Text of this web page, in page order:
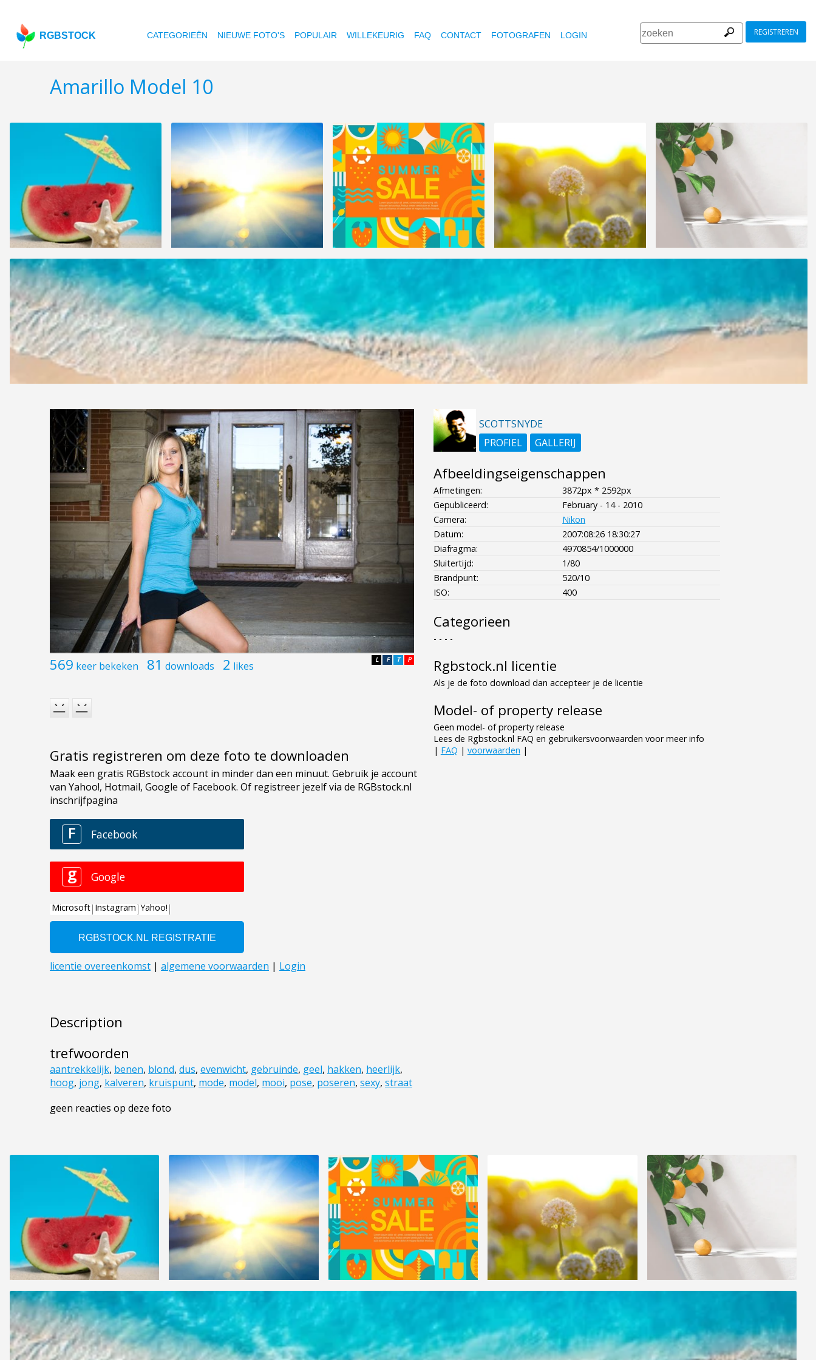
RGBSTOCK CATEGORIEËN NIEUWE FOTO'S POPULAIR WILLEKEURIG FAQ CONTACT FOTOGRAFEN LOGIN REGISTREREN
Amarillo Model 10
569 keer bekeken 81 downloads 2 likes P
T
F
L
Gratis registreren om deze foto te downloaden
Description
trefwoorden
aantrekkelijk, benen, blond, dus, evenwicht, gebruinde, geel, hakken, heerlijk,
hoog, jong, kalveren, kruispunt, mode, model, mooi, pose, poseren, sexy, straat
geen reacties op deze foto
SCOTTSNYDE
PROFIEL
GALLERIJ
Afbeeldingseigenschappen
Afmetingen:
3872px * 2592px
Gepubliceerd:
February - 14 - 2010
Camera:
Nikon
Datum:
2007:08:26 18:30:27
Diafragma:
4970854/1000000
Sluitertijd:
1/80
Brandpunt:
520/10
ISO:
400
Categorieen
- - - -
Rgbstock.nl licentie
Als je de foto download dan accepteer je de licentie
Model- of property release
Geen model- of property release
Lees de Rgbstock.nl FAQ en gebruikersvoorwaarden voor meer info
| FAQ | voorwaarden |